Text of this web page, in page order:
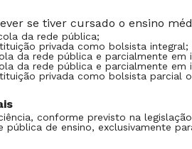
se tiver cursado o ensino
da rede pública;
privada como bolsista integral;
da rede pública e parcialmente
da rede pública e parcialmente
privada como bolsista parcial
conforme previsto na
pública de ensino, exclusivamente